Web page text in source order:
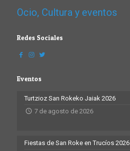
Ocio, Cultura y eventos
Redes Sociales
Eventos
Turtzioz San Rokeko Jaiak 2026
7 de agosto de 2026
Fiestas de San Roke en Trucíos 2026